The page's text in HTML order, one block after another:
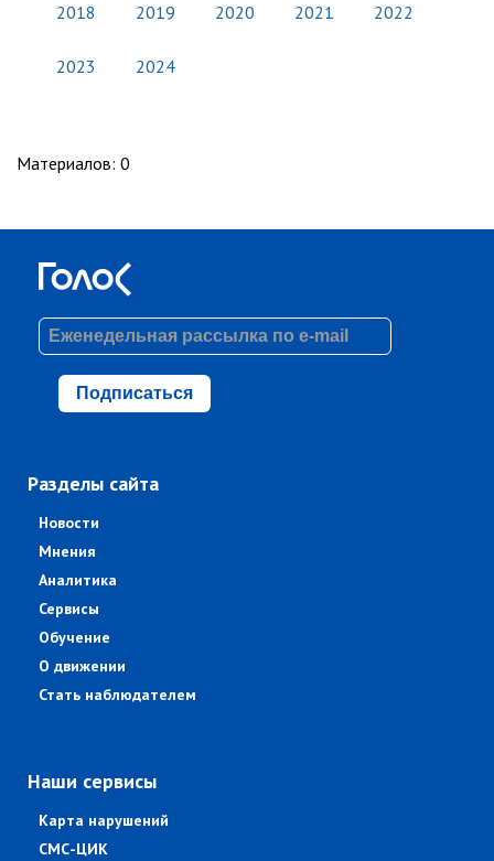
2018 2019 2020 2021 2022
2023 2024
Материалов: 0
Подписаться
Разделы сайта
Новости
Мнения
Аналитика
Сервисы
Обучение
О движении
Стать наблюдателем
Наши сервисы
Карта нарушений
СМС-ЦИК